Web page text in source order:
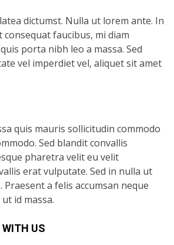
dictumst. Nulla ut lorem ante. In
consequat faucibus, mi diam
porta nibh leo a massa. Sed
vel imperdiet vel, aliquet sit amet
quis mauris sollicitudin commodo
Sed blandit convallis
pharetra velit eu velit
erat vulputate. Sed in nulla ut
a felis accumsan neque
id massa.
WITH US